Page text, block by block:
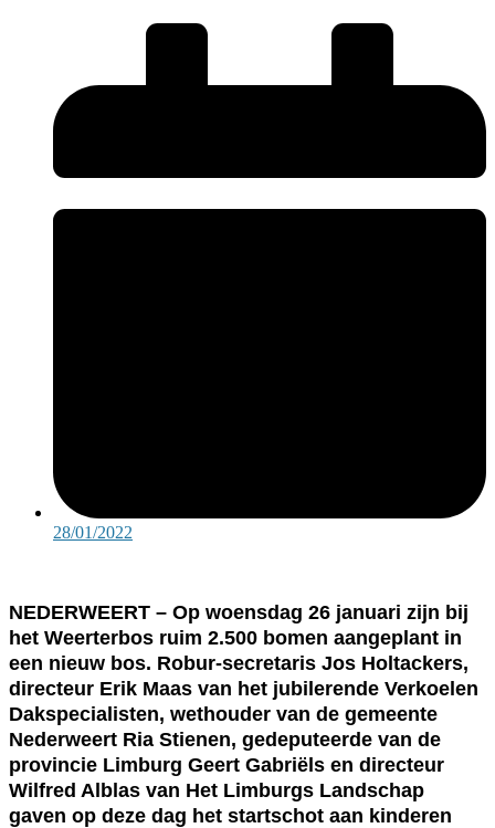
28/01/2022
NEDERWEERT – Op woensdag 26 januari zijn bij
het Weerterbos ruim 2.500 bomen aangeplant in
een nieuw bos. Robur-secretaris Jos Holtackers,
directeur Erik Maas van het jubilerende Verkoelen
Dakspecialisten, wethouder van de gemeente
Nederweert Ria Stienen, gedeputeerde van de
provincie Limburg Geert Gabriëls en directeur
Wilfred Alblas van Het Limburgs Landschap
gaven op deze dag het startschot aan kinderen